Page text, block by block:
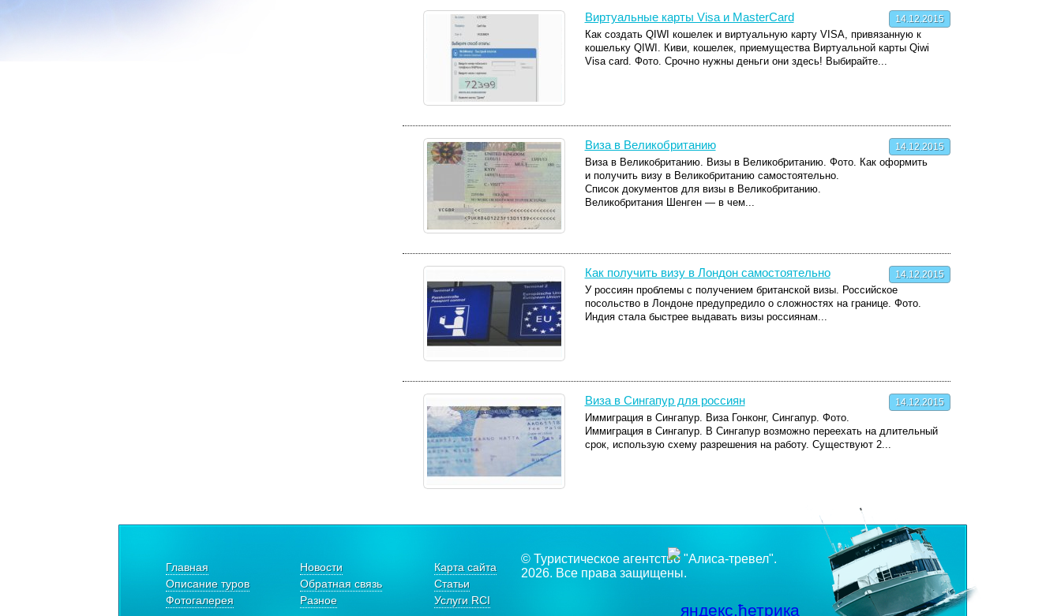
14.12.2015
Виртуальные карты Visa и MasterCard
Как создать QIWI кошелек и виртуальную карту VISA, привязанную к
кошельку QIWI. Киви, кошелек, приемущества Виртуальной карты Qiwi
Visa card. Фото. Срочно нужны деньги они здесь! Выбирайте...
14.12.2015
Виза в Великобританию
Виза в Великобританию. Визы в Великобританию. Фото. Как оформить
и получить визу в Великобританию самостоятельно.
Список документов для визы в Великобританию.
Великобритания Шенген — в чем...
14.12.2015
Как получить визу в Лондон самостоятельно
У россиян проблемы с получением британской визы. Российское
посольство в Лондоне предупредило о сложностях на границе. Фото.
Индия стала быстрее выдавать визы россиянам...
14.12.2015
Виза в Сингапур для россиян
Иммиграция в Сингапур. Виза Гонконг, Сингапур. Фото.
Иммиграция в Сингапур. В Сингапур возможно переехать на длительный
срок, использую схему разрешения на работу. Существуют 2...
Главная Новости
Карта сайта
Описание туров
Обратная связь
Статьи
Фотогалерея
Разное Услуги RCI
© Туристическое агентство "Алиса-тревел".
2026. Все права защищены.